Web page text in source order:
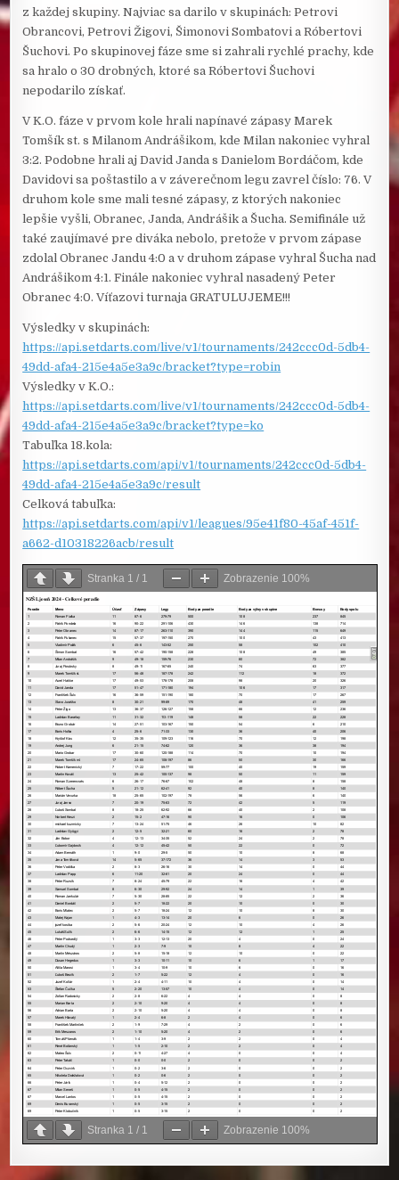
z každej skupiny. Najviac sa darilo v skupinách: Petrovi
Obrancovi, Petrovi Žigovi, Šimonovi Sombatovi a Róbertovi
Šuchovi. Po skupinovej fáze sme si zahrali rychlé prachy, kde
sa hralo o 30 drobných, ktoré sa Róbertovi Šuchovi
nepodarilo získať.
V K.O. fáze v prvom kole hrali napínavé zápasy Marek
Tomšík st. s Milanom Andrášikom, kde Milan nakoniec vyhral
3:2. Podobne hrali aj David Janda s Danielom Bordáčom, kde
Davidovi sa poštastilo a v záverečnom legu zavrel číslo: 76. V
druhom kole sme mali tesné zápasy, z ktorých nakoniec
lepšie vyšli, Obranec, Janda, Andrášik a Šucha. Semifinále už
také zaujímavé pre diváka nebolo, pretože v prvom zápase
zdolal Obranec Jandu 4:0 a v druhom zápase vyhral Šucha nad
Andrášikom 4:1. Finále nakoniec vyhral nasadený Peter
Obranec 4:0. Víťazovi turnaja GRATULUJEME!!!
Výsledky v skupinách:
https://api.setdarts.com/live/v1/tournaments/242ccc0d-5db4-
49dd-afa4-215e4a5e3a9c/bracket?type=robin
Výsledky v K.O.:
https://api.setdarts.com/live/v1/tournaments/242ccc0d-5db4-
49dd-afa4-215e4a5e3a9c/bracket?type=ko
Tabuľka 18.kola:
https://api.setdarts.com/api/v1/tournaments/242ccc0d-5db4-
49dd-afa4-215e4a5e3a9c/result
Celková tabuľka:
https://api.setdarts.com/api/v1/leagues/95e41f80-45af-451f-
a662-d10318226acb/result
Stranka 1 / 1 Zobrazenie 100%
Stranka 1 / 1 Zobrazenie 100%